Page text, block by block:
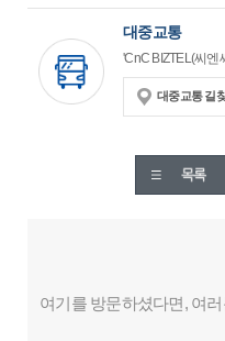
대중교통
'CnC BIZTEL(씨
대중교통 길
여기를 방문하셨다면, 여